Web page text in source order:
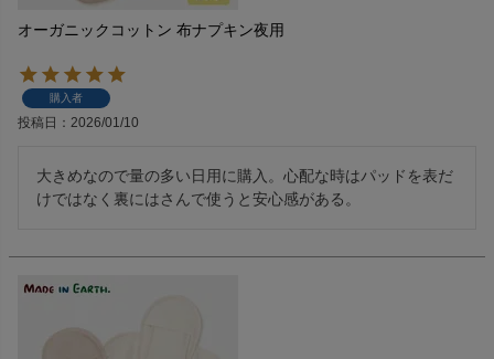
オーガニックコットン 布ナプキン夜用
購入者
投稿日 2026/01/10
大きめなので量の多い日用に購入。心配な時はパッドを表だ
けではなく裏にはさんで使うと安心感がある。